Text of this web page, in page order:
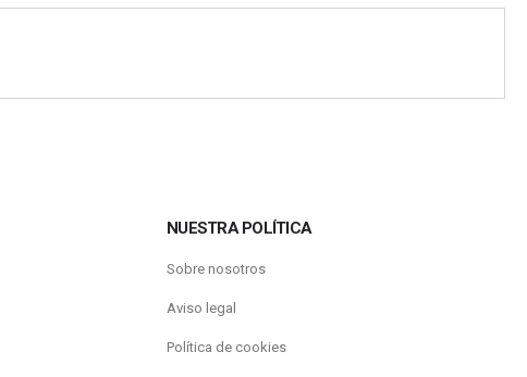
NUESTRA POLÍTICA
Sobre nosotros
Aviso legal
Política de cookies